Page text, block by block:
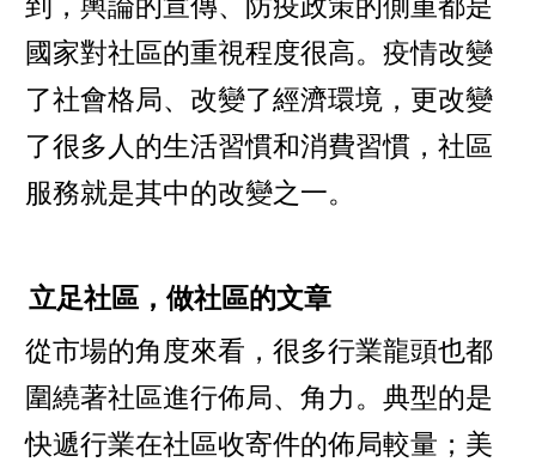
到，輿論的宣傳、防疫政策的側重都是
國家對社區的重視程度很高。疫情改變
了社會格局、改變了經濟環境，更改變
了很多人的生活習慣和消費習慣，社區
服務就是其中的改變之一。
立足社區，做社區的文章
從市場的角度來看，很多行業龍頭也都
圍繞著社區進行佈局、角力。典型的是
快遞行業在社區收寄件的佈局較量；美